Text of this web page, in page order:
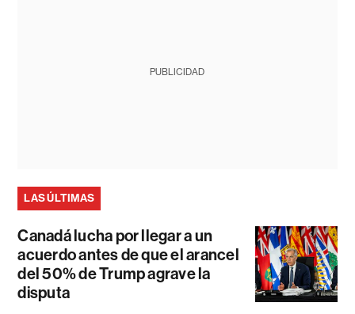
PUBLICIDAD
LAS ÚLTIMAS
Canadá lucha por llegar a un
acuerdo antes de que el arancel
del 50% de Trump agrave la
disputa